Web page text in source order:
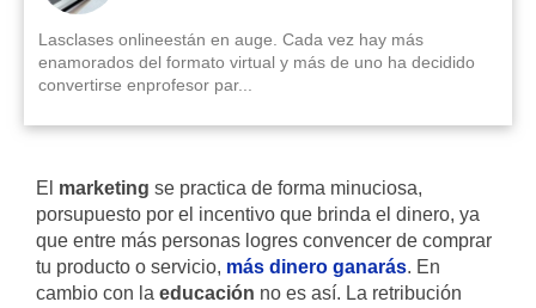
Lasclases onlineestán en auge. Cada vez hay más
enamorados del formato virtual y más de uno ha decidido
convertirse enprofesor par...
El marketing se practica de forma minuciosa,
porsupuesto por el incentivo que brinda el dinero, ya
que entre más personas logres convencer de comprar
tu producto o servicio, más dinero ganarás. En
cambio con la educación no es así. La retribución